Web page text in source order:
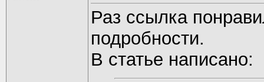
Раз ссылка
подробности.
В статье написано: